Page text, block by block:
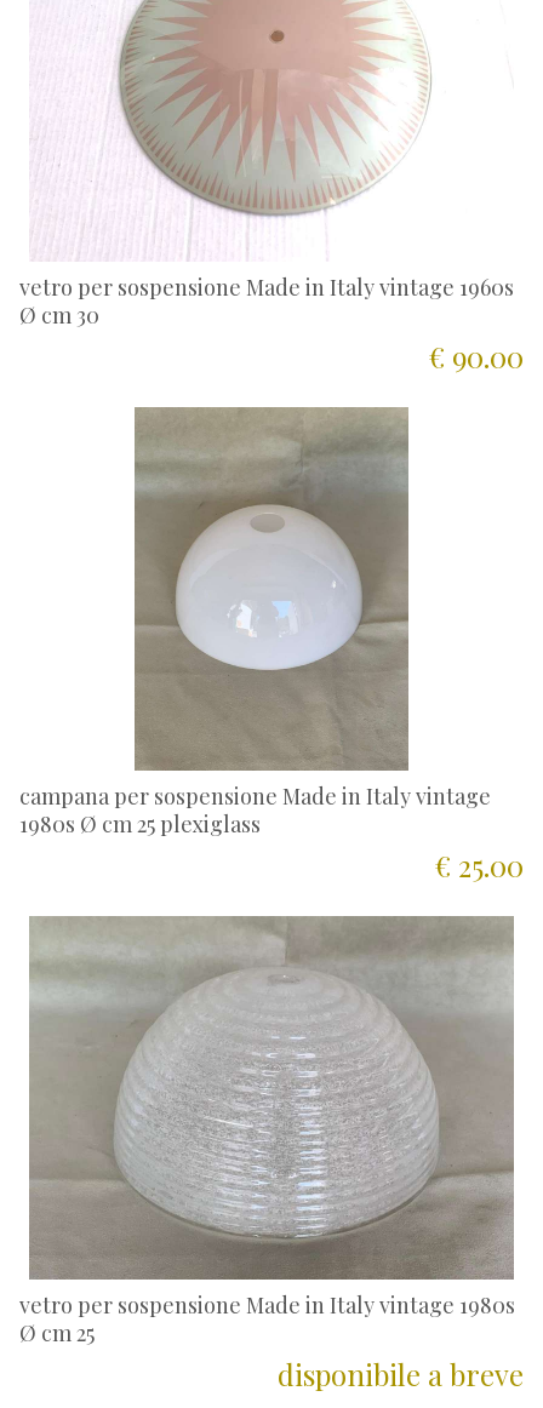
vetro per sospensione Made in Italy vintage 1960s
Ø cm 30
€ 90.00
campana per sospensione Made in Italy vintage
1980s Ø cm 25 plexiglass
€ 25.00
vetro per sospensione Made in Italy vintage 1980s
Ø cm 25
disponibile a breve